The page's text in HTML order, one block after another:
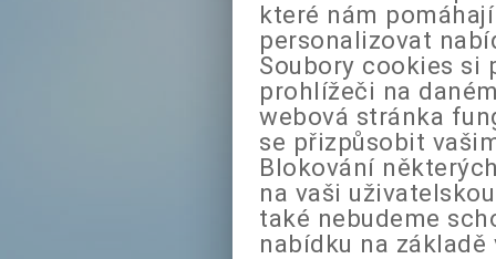
které nám
personalizovat
Soubory cookies si
prohlížeči na
webová stránka
se přizpůsobit
Blokování
na vaši
také nebudeme
nabídku na